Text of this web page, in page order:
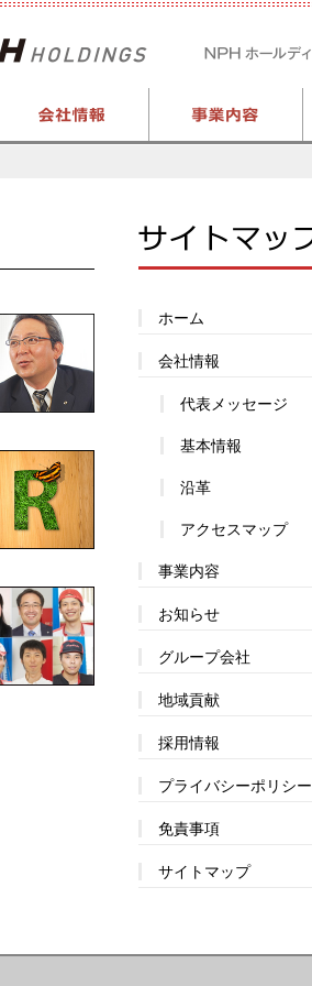
ホーム
会社情報
代表メッセージ
基本情報
沿革
アクセスマップ
事業内容
お知らせ
グループ会社
地域貢献
採用情報
プライバシーポリシー
免責事項
サイトマップ